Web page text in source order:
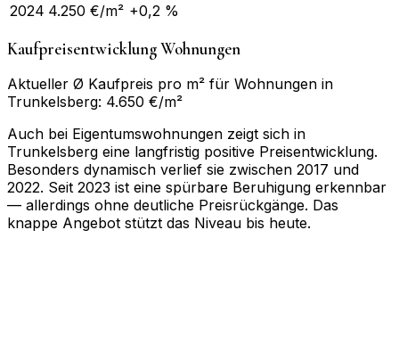
2024 4.250 €/m² +0,2 %
Kaufpreisentwicklung Wohnungen
Aktueller Ø Kaufpreis pro m² für Wohnungen in
Trunkelsberg: 4.650 €/m²
Auch bei Eigentumswohnungen zeigt sich in
Trunkelsberg eine langfristig positive Preisentwicklung.
Besonders dynamisch verlief sie zwischen 2017 und
2022. Seit 2023 ist eine spürbare Beruhigung erkennbar
— allerdings ohne deutliche Preisrückgänge. Das
knappe Angebot stützt das Niveau bis heute.